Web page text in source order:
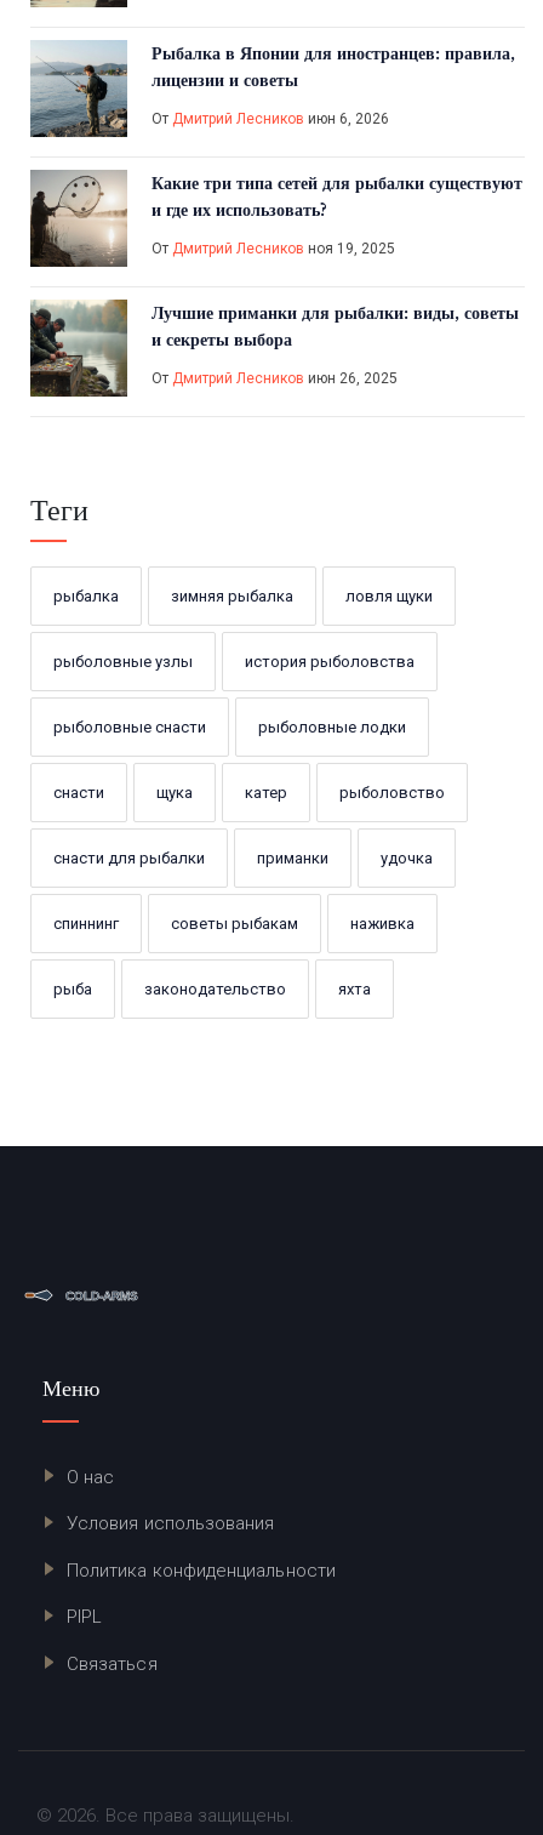
Рыбалка в Японии для иностранцев: правила,
лицензии и советы
От Дмитрий Лесников июн 6, 2026
Какие три типа сетей для рыбалки существуют
и где их использовать?
От Дмитрий Лесников ноя 19, 2025
Лучшие приманки для рыбалки: виды, советы
и секреты выбора
От Дмитрий Лесников июн 26, 2025
Теги
рыбалка зимняя рыбалка ловля щуки
рыболовные узлы история рыболовства
рыболовные снасти рыболовные лодки
снасти щука катер рыболовство
снасти для рыбалки приманки удочка
спиннинг советы рыбакам наживка
рыба законодательство яхта
Меню
О нас
Условия использования
Политика конфиденциальности
PIPL
Связаться
© 2026. Все права защищены.